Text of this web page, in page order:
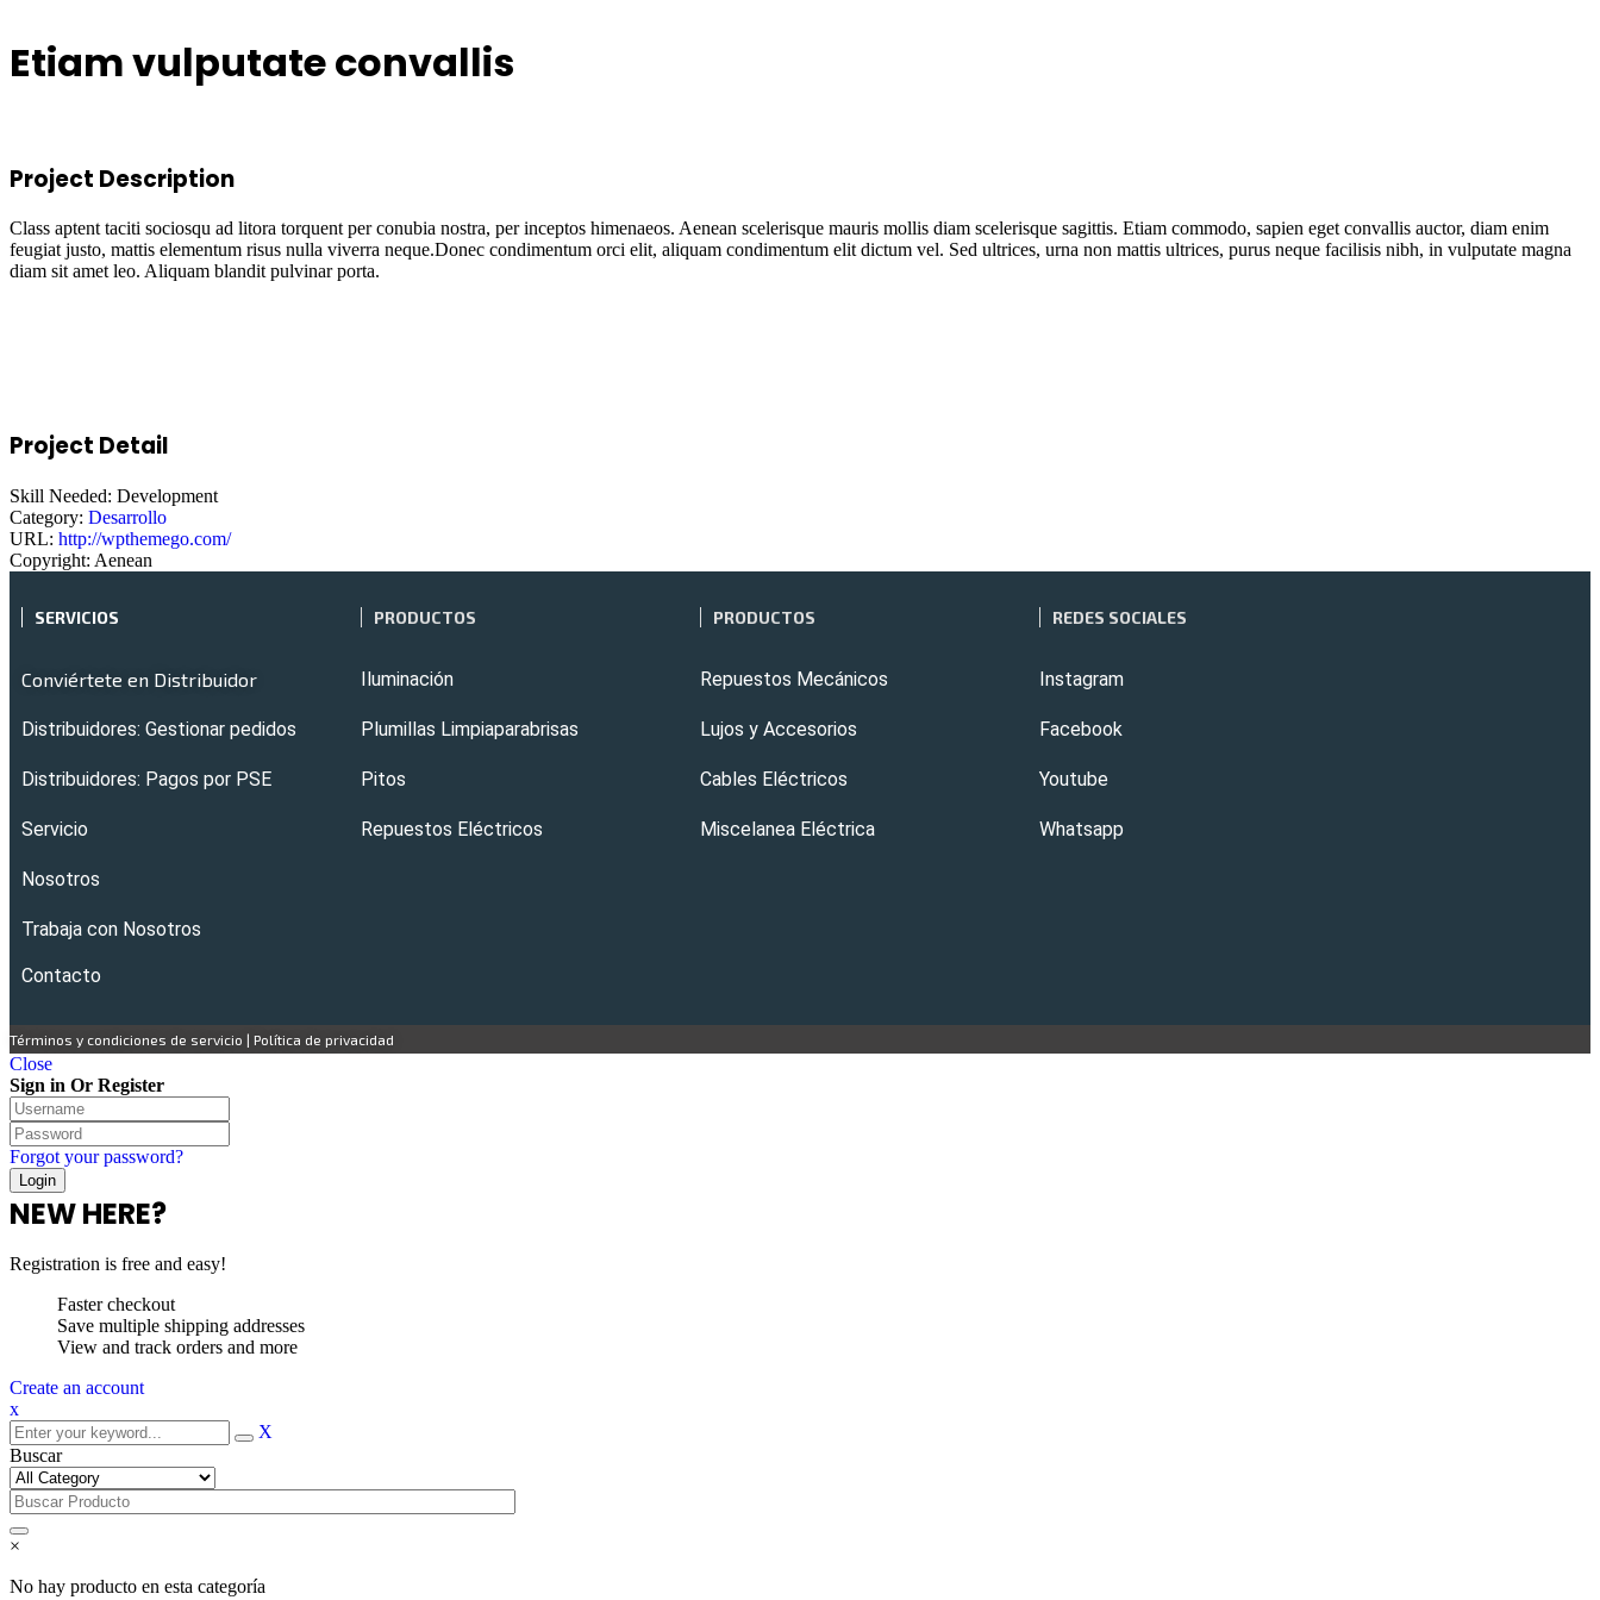
Etiam vulputate convallis
Project Description
Class aptent taciti sociosqu ad litora torquent per conubia nostra, per inceptos himenaeos. Aenean scelerisque mauris mollis diam scelerisque sagittis. Etiam commodo, sapien eget convallis auctor, diam enim
feugiat justo, mattis elementum risus nulla viverra neque.Donec condimentum orci elit, aliquam condimentum elit dictum vel. Sed ultrices, urna non mattis ultrices, purus neque facilisis nibh, in vulputate magna
diam sit amet leo. Aliquam blandit pulvinar porta.
Project Detail
Skill Needed: Development
Category: Desarrollo
URL: http://wpthemego.com/
Copyright: Aenean
SERVICIOS
Conviértete en Distribuidor
Distribuidores: Gestionar pedidos
Distribuidores: Pagos por PSE
Servicio
Nosotros
Trabaja con Nosotros
Contacto
PRODUCTOS
Iluminación
Plumillas Limpiaparabrisas
Pitos
Repuestos Eléctricos
PRODUCTOS
Repuestos Mecánicos
Lujos y Accesorios
Cables Eléctricos
Miscelanea Eléctrica
REDES SOCIALES
Instagram
Facebook
Youtube
Whatsapp
Términos y condiciones de servicio | Política de privacidad
Close
Sign in Or Register
Forgot your password?
NEW HERE?
Registration is free and easy!
Faster checkout
Save multiple shipping addresses
View and track orders and more
Create an account
x
X
Buscar
×
No hay producto en esta categoría